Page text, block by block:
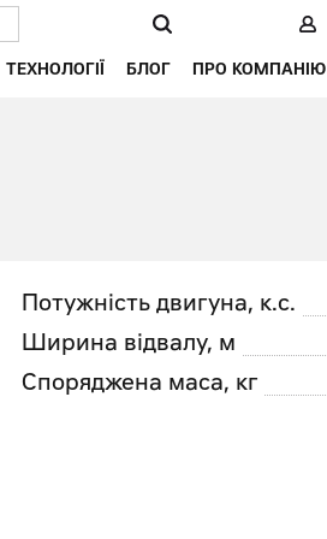
ТЕХНОЛОГІЇ БЛОГ ПРО КОМПАНІЮ
Потужність двигуна, к.с.
Ширина відвалу, м
Споряджена маса, кг